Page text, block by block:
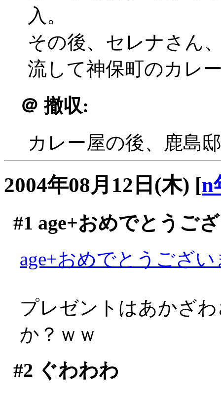
入。
その後、セレナさん
流して神保町のカレ
＠ 撤収:
カレー屋の後、鹿島
2004年08月12日(木) [n
#1 age+おめでとうご
age+おめでとうござ
プレゼントはあかざ
か？ｗｗ
#2 ぐわわわ